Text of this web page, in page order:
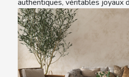
authentiques, véritables joyaux